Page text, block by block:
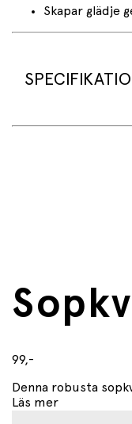
Skapar glädje
99,-
Denna robusta
Läs mer